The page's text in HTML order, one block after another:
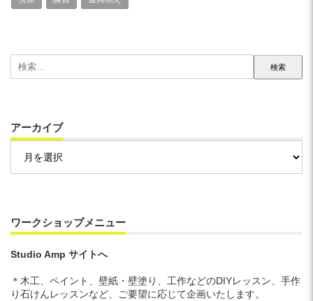
索:
アーカイブ
カ
ワークショップメニュー
Studio Amp サイトへ
＊木工、ペイント、壁紙・壁塗り、工作などのDIYレッスン、手作
り石けんレッスンなど、ご要望に応じて企画いたします。